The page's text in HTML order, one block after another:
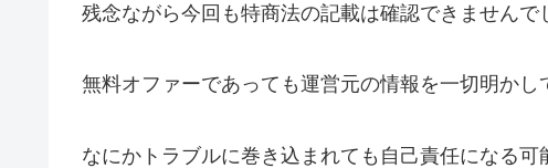
残念ながら今回も特商法の記載は確認できませんで
無料オファーであっても運営元の情報を一切明か
なにかトラブルに巻き込まれても自己責任になる